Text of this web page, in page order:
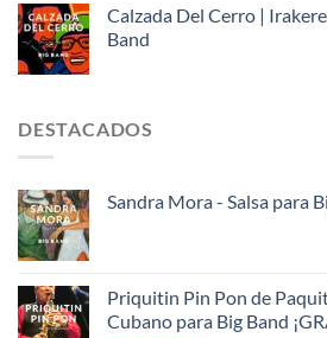
Calzada Del Cerro |
Band
DESTACADOS
Sandra Mora - Salsa para
Priquitin Pin Pon de
Cubano para Big Band